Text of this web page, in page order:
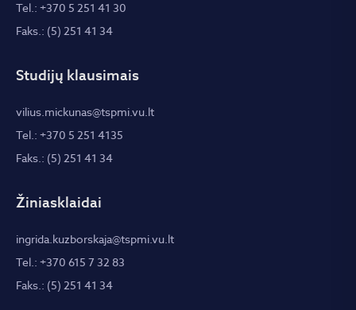
Tel.: +370 5 251 41 30
Faks.: (5) 251 41 34
Studijų klausimais
vilius.mickunas@tspmi.vu.lt
Tel.: +370 5 251 4135
Faks.: (5) 251 41 34
Žiniasklaidai
ingrida.kuzborskaja@tspmi.vu.lt
Tel.: +370 615 7 32 83
Faks.: (5) 251 41 34